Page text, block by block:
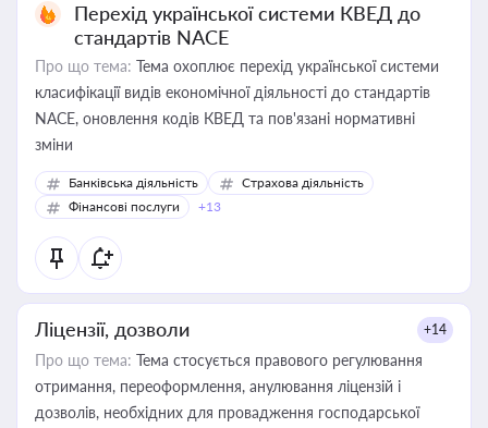
Перехід української системи КВЕД до
стандартів NACE
Про що тема: Тема охоплює перехід української системи
класифікації видів економічної діяльності до стандартів
NACE, оновлення кодів КВЕД та пов'язані нормативні
зміни
Банківська діяльність
Страхова діяльність
Фінансові послуги
+13
Ліцензії, дозволи +14
Про що тема: Тема стосується правового регулювання
отримання, переоформлення, анулювання ліцензій і
дозволів, необхідних для провадження господарської